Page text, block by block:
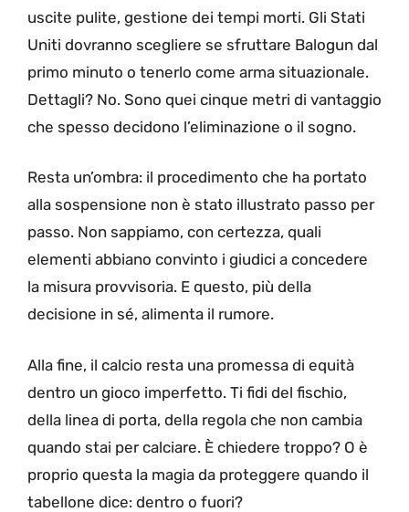
uscite pulite, gestione dei tempi morti. Gli Stati
Uniti dovranno scegliere se sfruttare Balogun dal
primo minuto o tenerlo come arma situazionale.
Dettagli? No. Sono quei cinque metri di vantaggio
che spesso decidono l’eliminazione o il sogno.
Resta un’ombra: il procedimento che ha portato
alla sospensione non è stato illustrato passo per
passo. Non sappiamo, con certezza, quali
elementi abbiano convinto i giudici a concedere
la misura provvisoria. E questo, più della
decisione in sé, alimenta il rumore.
Alla fine, il calcio resta una promessa di equità
dentro un gioco imperfetto. Ti fidi del fischio,
della linea di porta, della regola che non cambia
quando stai per calciare. È chiedere troppo? O è
proprio questa la magia da proteggere quando il
tabellone dice: dentro o fuori?